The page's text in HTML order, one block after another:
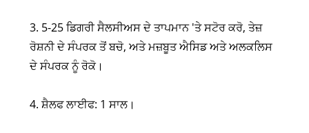
3. 5-25 ਡਿਗਰੀ ਸੈਲਸੀਅਸ ਦੇ ਤਾਪਮਾਨ 'ਤੇ ਸਟੋਰ ਕਰੋ, ਤੇਜ਼
ਰੋਸ਼ਨੀ ਦੇ ਸੰਪਰਕ ਤੋਂ ਬਚੋ, ਅਤੇ ਮਜ਼ਬੂਤ ​​ਐਸਿਡ ਅਤੇ ਅਲਕਲਿਸ
ਦੇ ਸੰਪਰਕ ਨੂੰ ਰੋਕੋ।
4. ਸ਼ੈਲਫ ਲਾਈਫ: 1 ਸਾਲ।